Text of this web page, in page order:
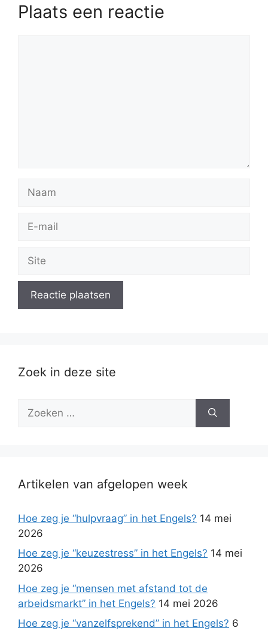
Plaats een reactie
mail
Zoek in deze site
naar:
Artikelen van afgelopen week
Hoe zeg je “hulpvraag” in het Engels? 14 mei
2026
Hoe zeg je “keuzestress” in het Engels? 14 mei
2026
Hoe zeg je “mensen met afstand tot de
arbeidsmarkt” in het Engels? 14 mei 2026
Hoe zeg je “vanzelfsprekend” in het Engels? 6